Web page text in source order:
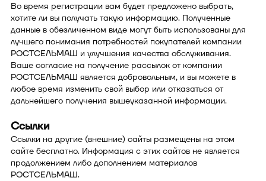
Во время регистрации вам будет предложено выбрать,
хотите ли вы получать такую информацию. Полученные
данные в обезличенном виде могут быть использованы для
лучшего понимания потребностей покупателей компании
РОСТСЕЛЬМАШ и улучшения качества обслуживания.
Ваше согласие на получение рассылок от компании
РОСТСЕЛЬМАШ является добровольным, и вы можете в
любое время изменить свой выбор или отказаться от
дальнейшего получения вышеуказанной информации.
Ссылки
Ссылки на другие (внешние) сайты размещены на этом
сайте бесплатно. Информация с этих сайтов не является
продолжением либо дополнением материалов
РОСТСЕЛЬМАШ.